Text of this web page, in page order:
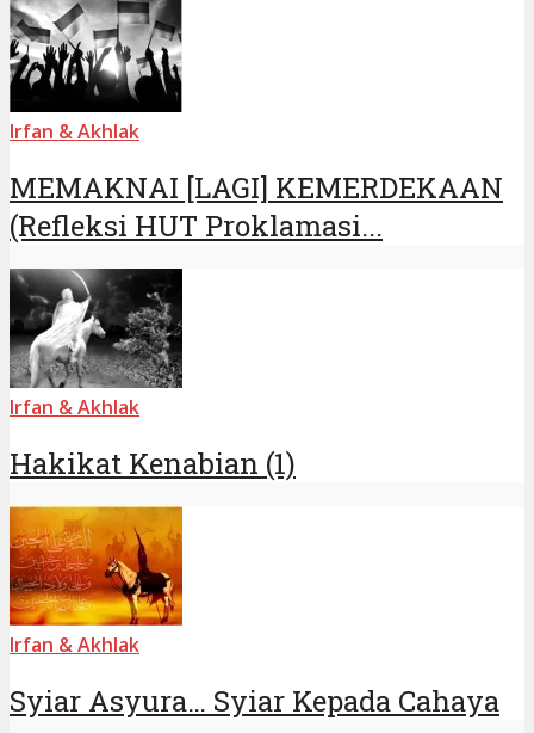
Irfan & Akhlak
MEMAKNAI [LAGI] KEMERDEKAAN
(Refleksi HUT Proklamasi...
Irfan & Akhlak
Hakikat Kenabian (1)
Irfan & Akhlak
Syiar Asyura… Syiar Kepada Cahaya